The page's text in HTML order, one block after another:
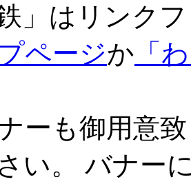
鉄」はリンク
ページか 「
ーも御用意
い。 バナー